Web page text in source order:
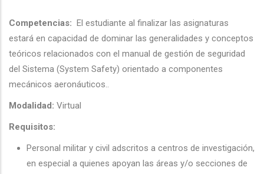
Competencias: El estudiante al finalizar las asignaturas
estará en capacidad de dominar las generalidades y conceptos
teóricos relacionados con el manual de gestión de seguridad
del Sistema (System Safety) orientado a componentes
mecánicos aeronáuticos..
Modalidad: Virtual
Requisitos:
Personal militar y civil adscritos a centros de investigación,
en especial a quienes apoyan las áreas y/o secciones de